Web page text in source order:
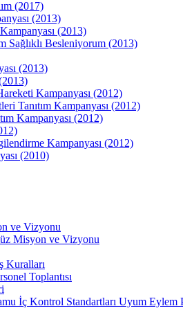
(2017)
(2013)
(2013)
Sağlıklı Besleniyorum (2013)
(2013)
Kampanyası (2012)
Tanıtım Kampanyası (2012)
Kampanyası (2012)
Kampanyası (2012)
(2010)
ve Vizyonu
Misyon ve Vizyonu
Kuralları
Toplantısı
İç Kontrol Standartları Uyum Eylem